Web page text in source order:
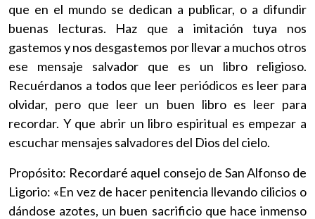
que en el mundo se dedican a publicar, o a difundir
buenas lecturas. Haz que a imitación tuya nos
gastemos y nos desgastemos por llevar a muchos otros
ese mensaje salvador que es un libro religioso.
Recuérdanos a todos que leer periódicos es leer para
olvidar, pero que leer un buen libro es leer para
recordar. Y que abrir un libro espiritual es empezar a
escuchar mensajes salvadores del Dios del cielo.
Propósito: Recordaré aquel consejo de San Alfonso de
Ligorio: «En vez de hacer penitencia llevando cilicios o
dándose azotes, un buen sacrificio que hace inmenso